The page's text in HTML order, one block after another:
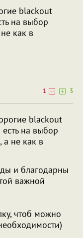
blackout
на выбор
как в
1
3
blackout
на выбор
не как в
и благодарны
важной
чтоб можно